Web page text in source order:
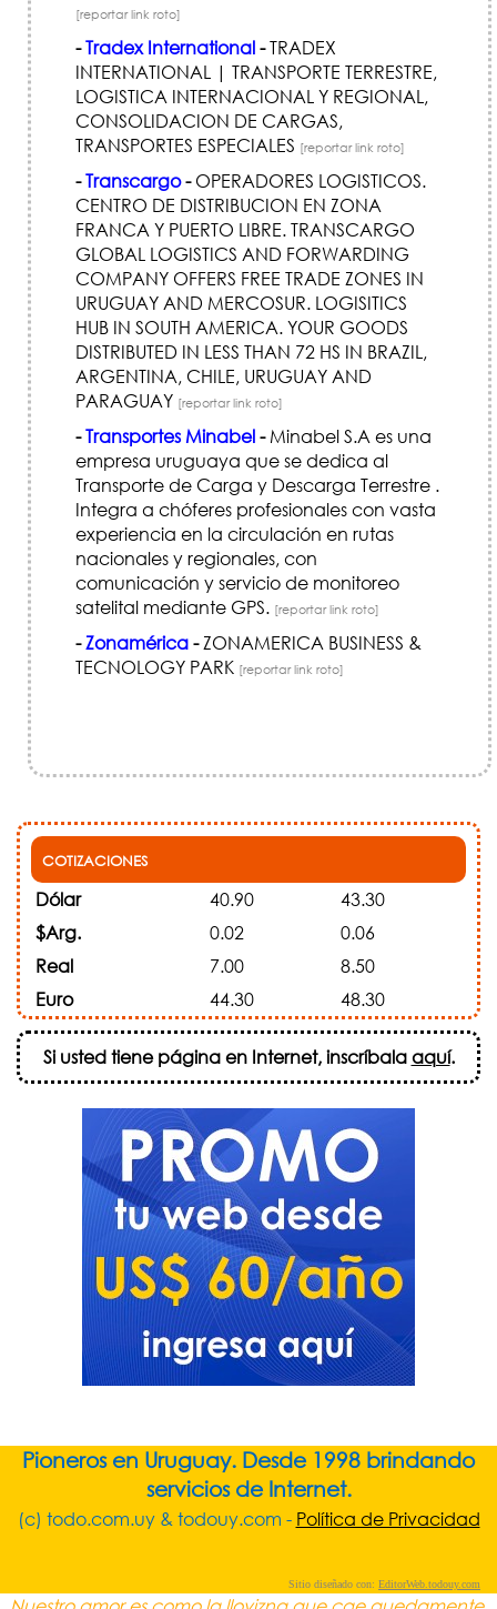
[reportar link roto]
-Tradex International-TRADEX
INTERNATIONAL | TRANSPORTE TERRESTRE,
LOGI­STICA INTERNACIONAL Y REGIONAL,
CONSOLIDACION DE CARGAS,
TRANSPORTES ESPECIALES [reportar link roto]
-Transcargo-OPERADORES LOGISTICOS.
CENTRO DE DISTRIBUCION EN ZONA
FRANCA Y PUERTO LIBRE. TRANSCARGO
GLOBAL LOGISTICS AND FORWARDING
COMPANY OFFERS FREE TRADE ZONES IN
URUGUAY AND MERCOSUR. LOGISITICS
HUB IN SOUTH AMERICA. YOUR GOODS
DISTRIBUTED IN LESS THAN 72 HS IN BRAZIL,
ARGENTINA, CHILE, URUGUAY AND
PARAGUAY [reportar link roto]
-Transportes Minabel-Minabel S.A es una
empresa uruguaya que se dedica al
Transporte de Carga y Descarga Terrestre .
Integra a chóferes profesionales con vasta
experiencia en la circulación en rutas
nacionales y regionales, con
comunicación y servicio de monitoreo
satelital mediante GPS. [reportar link roto]
-Zonamérica-ZONAMERICA BUSINESS &
TECNOLOGY PARK [reportar link roto]
COTIZACIONES
Dólar 40.90
43.30
$Arg.
0.02
0.06
Real
7.00
8.50
Euro
44.30 48.30
Si usted tiene página en Internet, inscríbalaaquí.
Pioneros en Uruguay. Desde 1998 brindando
servicios de Internet.
(c) todo.com.uy & todouy.com - Política de Privacidad
Sitio diseñado con: EditorWeb.todouy.com